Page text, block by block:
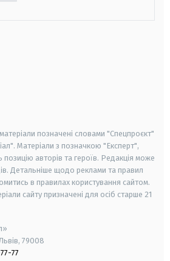
позначені словами "Спецпроєкт"
Матеріали з позначкою "Експерт",
авторів та героїв. Редакція може
Детальніше щодо реклами та правил
в правилах користування сайтом.
сайту призначені для осіб старше 21
79008
77